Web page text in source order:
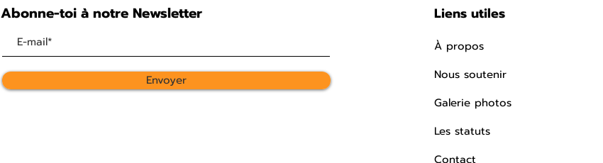
Liens utiles
À propos
Nous soutenir
Galerie photos
Les statuts
Contact
Abonne-toi à notre Newsletter
Envoyer